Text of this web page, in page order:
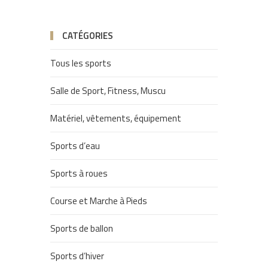
CATÉGORIES
Tous les sports
Salle de Sport, Fitness, Muscu
Matériel, vêtements, équipement
Sports d’eau
Sports à roues
Course et Marche à Pieds
Sports de ballon
Sports d’hiver